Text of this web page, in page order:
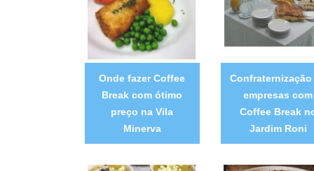
Onde fazer Coffee
Break com ótimo
preço na Vila
Minerva
Confraternização
empresas com
Coffee Break
Jardim Roni